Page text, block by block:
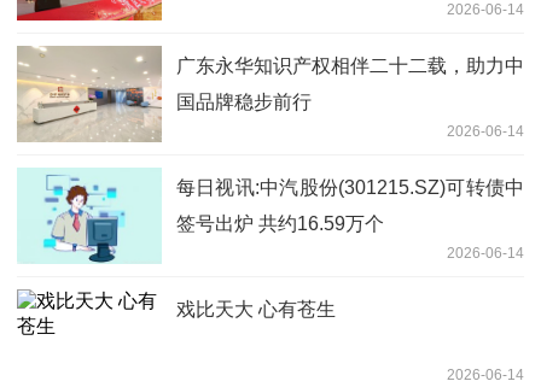
2026-06-14
广东永华知识产权相伴二十二载，助力中
国品牌稳步前行
2026-06-14
每日视讯:中汽股份(301215.SZ)可转债中
签号出炉 共约16.59万个
2026-06-14
戏比天大 心有苍生
2026-06-14